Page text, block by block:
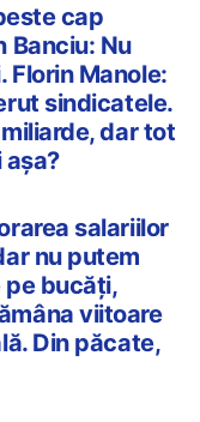
cap
Banciu: Nu
Florin Manole:
sindicatele.
dar tot
așa?
salariilor
nu putem
pe bucăţi,
viitoare
Din păcate,